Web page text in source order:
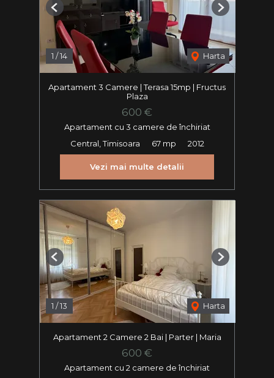
1 /14 Harta
Previous Next
Apartament 3 Camere | Terasa 15mp | Fructus
Plaza
600 €
Apartament cu 3 camere de închiriat
Central, Timisoara
67 mp 2012
Vezi mai multe detalii
1 /13 Harta
Previous Next
Apartament 2 Camere 2 Bai | Parter | Maria
600 €
Apartament cu 2 camere de închiriat